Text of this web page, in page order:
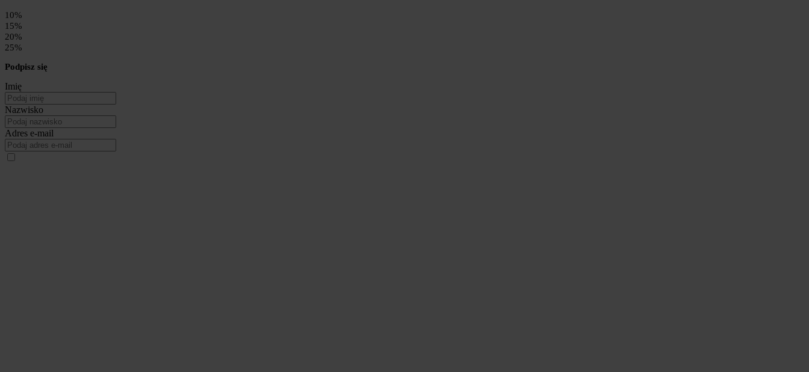
10%
15%
20%
25%
Podpisz się
Imię
Nazwisko
Adres e-mail